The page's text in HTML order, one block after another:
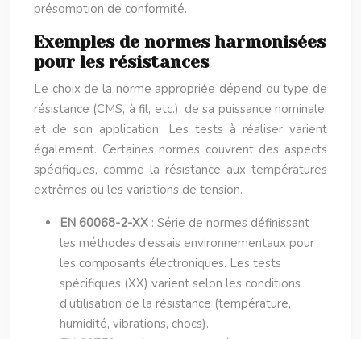
présomption de conformité.
Exemples de normes harmonisées
pour les résistances
Le choix de la norme appropriée dépend du type de
résistance (CMS, à fil, etc.), de sa puissance nominale,
et de son application. Les tests à réaliser varient
également. Certaines normes couvrent des aspects
spécifiques, comme la résistance aux températures
extrêmes ou les variations de tension.
EN 60068-2-XX : Série de normes définissant
les méthodes d’essais environnementaux pour
les composants électroniques. Les tests
spécifiques (XX) varient selon les conditions
d’utilisation de la résistance (température,
humidité, vibrations, chocs).